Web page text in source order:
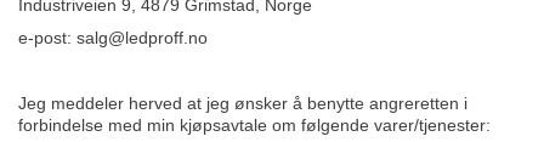
Industriveien 9, 4879 Grimstad, Norge
e-post: salg@ledproff.no
Jeg meddeler herved at jeg ønsker å benytte angreretten i
forbindelse med min kjøpsavtale om følgende varer/tjenester: